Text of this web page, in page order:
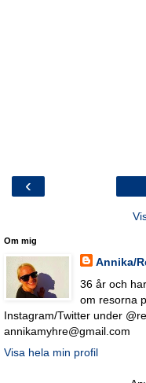
‹
Om mig
Annika/
36 år och
om resorna
Instagram/Twitter under
annikamyhre@gmail.com
Visa hela min profil